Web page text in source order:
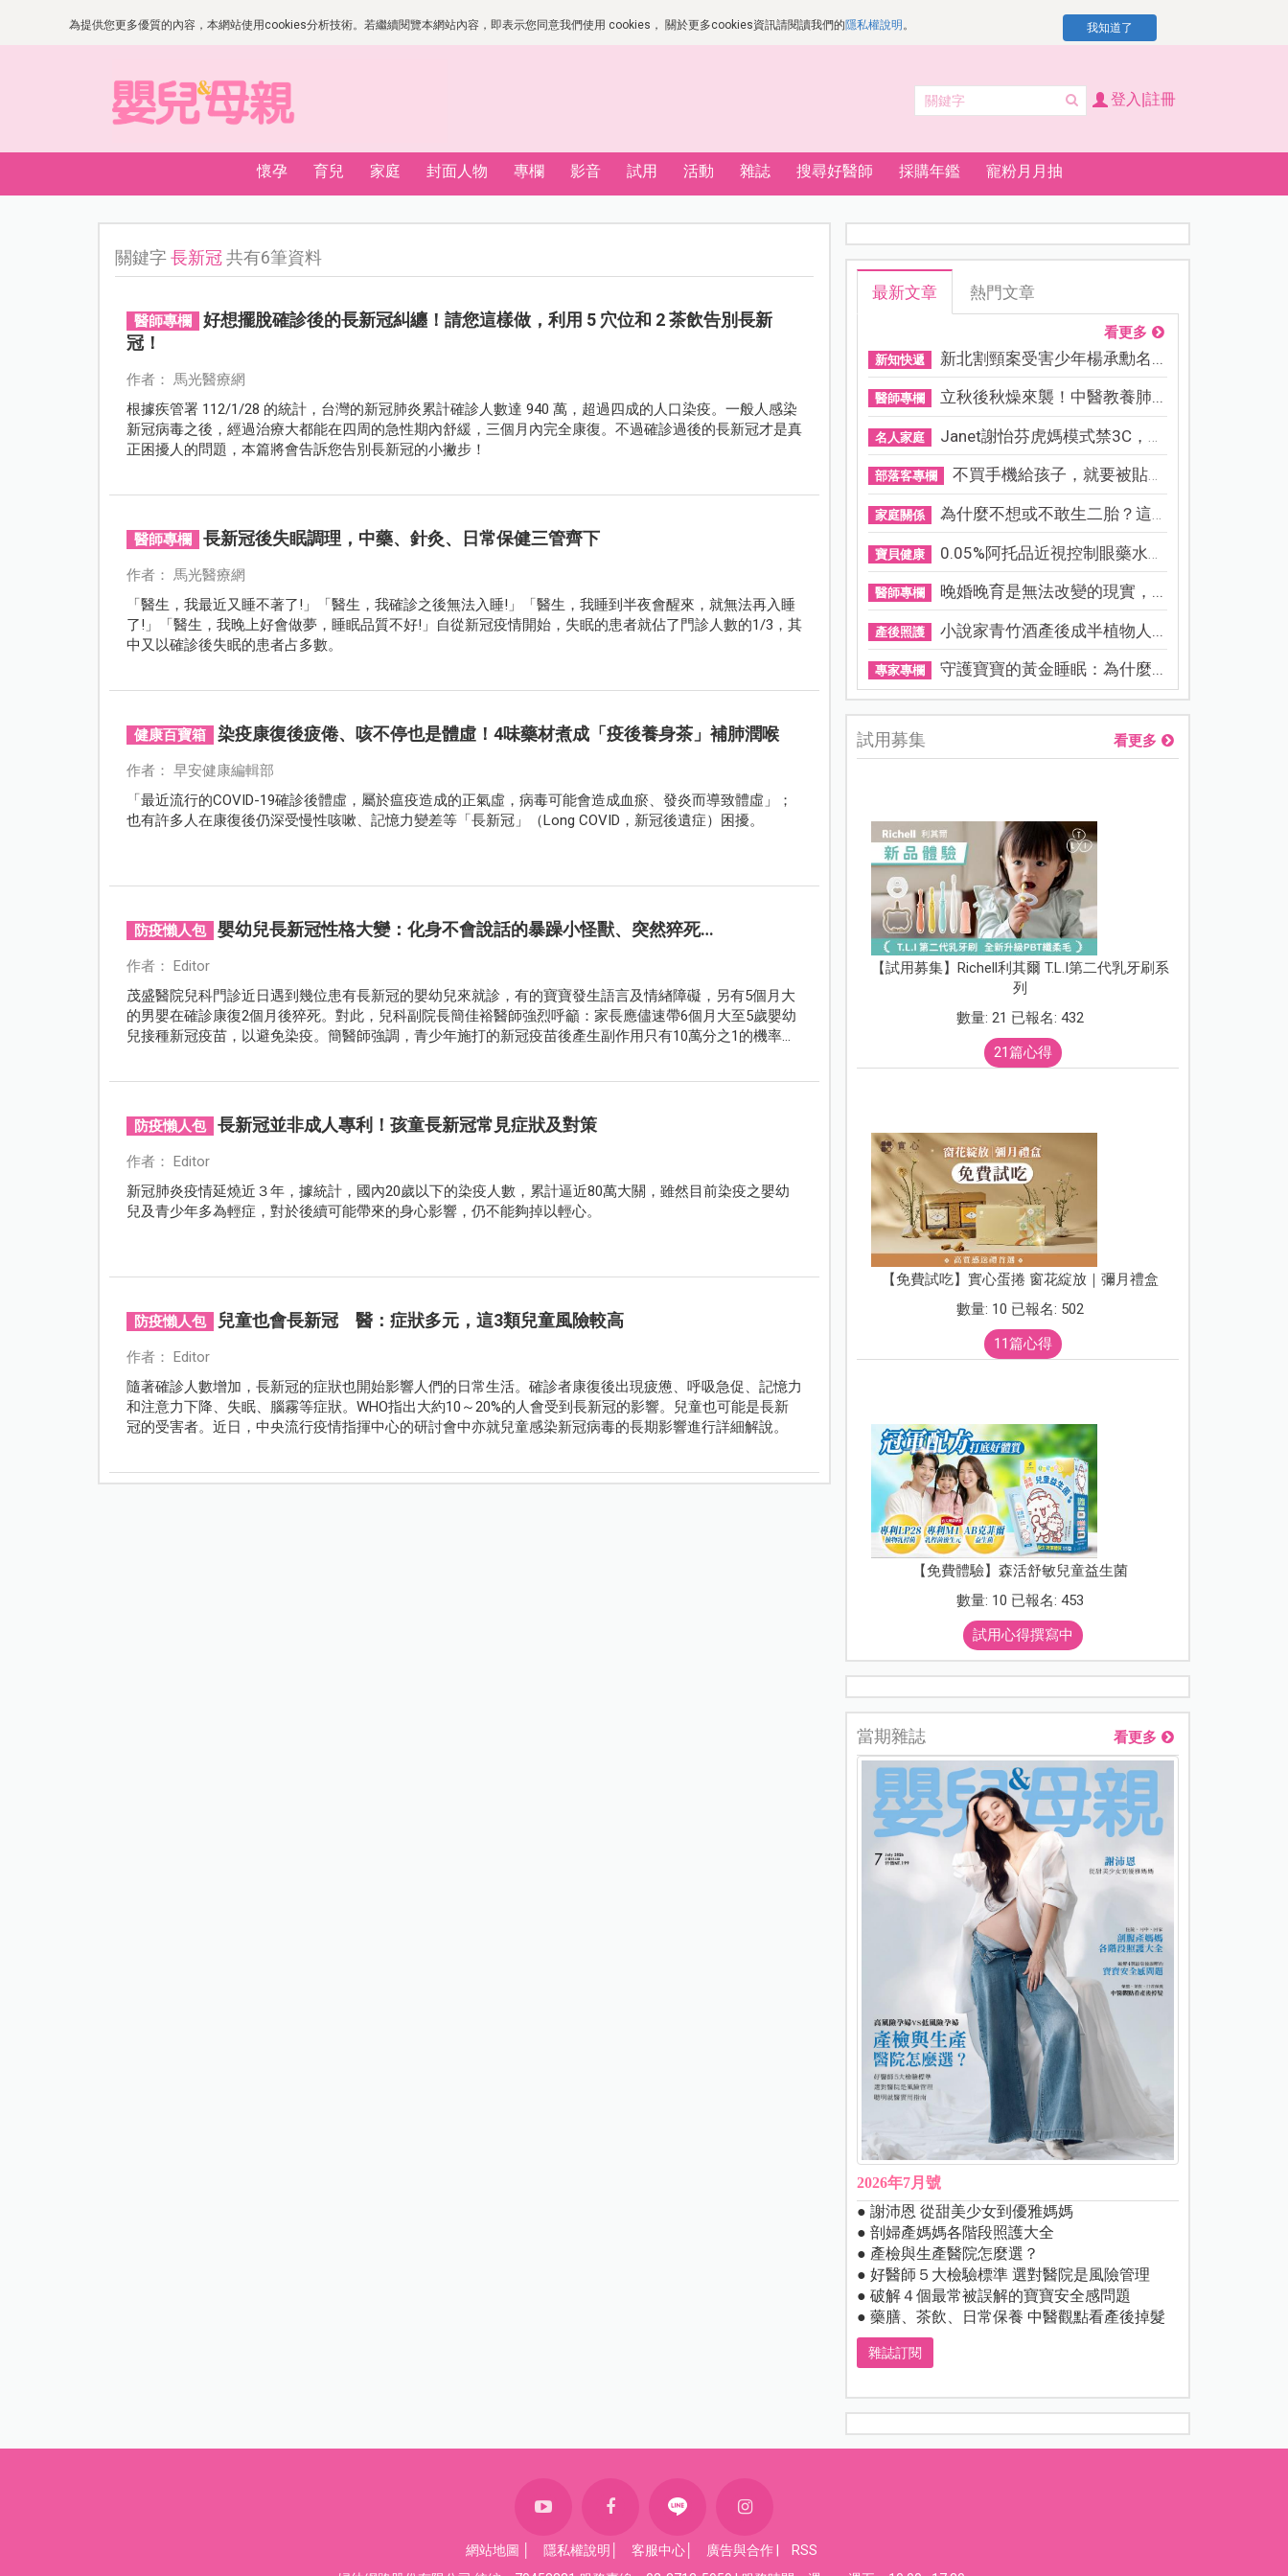
為提供您更多優質的內容，本網站使用cookies分析技術。若繼續閱覽本網站內容，即表示您同意我們使用 cookies， 關於更多cookies資訊請閱讀我們的隱私權說明 。 我知道了
登入|註冊
懷孕 育兒 家庭 封面人物 專欄 影音 試用 活動 雜誌 搜尋好醫師 採購年鑑 寵粉月月抽
關鍵字長新冠共有6筆資料
醫師專欄
好想擺脫確診後的長新冠糾纏！請您這樣做，利用 5 穴位和 2 茶飲告別長新
冠！
作者： 馬光醫療網
根據疾管署 112/1/28 的統計，台灣的新冠肺炎累計確診人數達 940 萬，超過四成的人口染疫。一般人感染
新冠病毒之後，經過治療大都能在四周的急性期內舒緩，三個月內完全康復。不過確診過後的長新冠才是真
正困擾人的問題，本篇將會告訴您告別長新冠的小撇步！
醫師專欄 長新冠後失眠調理，中藥、針灸、日常保健三管齊下
作者： 馬光醫療網
「醫生，我最近又睡不著了!」「醫生，我確診之後無法入睡!」「醫生，我睡到半夜會醒來，就無法再入睡
了!」「醫生，我晚上好會做夢，睡眠品質不好!」自從新冠疫情開始，失眠的患者就佔了門診人數的1/3，其
中又以確診後失眠的患者占多數。
健康百寶箱 染疫康復後疲倦、咳不停也是體虛！4味藥材煮成「疫後養身茶」補肺潤喉
作者： 早安健康編輯部
「最近流行的COVID-19確診後體虛，屬於瘟疫造成的正氣虛，病毒可能會造成血瘀、發炎而導致體虛」；
也有許多人在康復後仍深受慢性咳嗽、記憶力變差等「長新冠」（Long COVID，新冠後遺症）困擾。
防疫懶人包 嬰幼兒長新冠性格大變：化身不會說話的暴躁小怪獸、突然猝死…
作者： Editor
茂盛醫院兒科門診近日遇到幾位患有長新冠的嬰幼兒來就診，有的寶寶發生語言及情緖障礙，另有5個月大
的男嬰在確診康復2個月後猝死。對此，兒科副院長簡佳裕醫師強烈呼籲：家長應儘速帶6個月大至5歲嬰幼
兒接種新冠疫苗，以避免染疫。簡醫師強調，青少年施打的新冠疫苗後產生副作用只有10萬分之1的機率，
防疫懶人包 長新冠並非成人專利！孩童長新冠常見症狀及對策
作者： Editor
新冠肺炎疫情延燒近３年，據統計，國內20歲以下的染疫人數，累計逼近80萬大關，雖然目前染疫之嬰幼
兒及青少年多為輕症，對於後續可能帶來的身心影響，仍不能夠掉以輕心。
防疫懶人包 兒童也會長新冠 醫：症狀多元，這3類兒童風險較高
作者： Editor
隨著確診人數增加，長新冠的症狀也開始影響人們的日常生活。確診者康復後出現疲憊、呼吸急促、記憶力
和注意力下降、失眠、腦霧等症狀。WHO指出大約10～20%的人會受到長新冠的影響。兒童也可能是長新
冠的受害者。近日，中央流行疫情指揮中心的研討會中亦就兒童感染新冠病毒的長期影響進行詳細解說。
最新文章 熱門文章
看更多
新知快遞 新北割頸案受害少年楊承勳名...
醫師專欄 立秋後秋燥來襲！中醫教養肺...
名人家庭 Janet謝怡芬虎媽模式禁3C，看...
部落客專欄 不買手機給孩子，就要被貼「...
家庭關係 為什麼不想或不敢生二胎？這8...
寶貝健康 0.05%阿托品近視控制眼藥水納...
醫師專欄 晚婚晚育是無法改變的現實，...
產後照護 小說家青竹酒產後成半植物人...
專家專欄 守護寶寶的黃金睡眠：為什麼...
試用募集 看更多
【試用募集】Richell利其爾 T.L.I第二代乳牙刷系
列
數量: 21 已報名: 432
21篇心得
【免費試吃】實心蛋捲 窗花綻放｜彌月禮盒
數量: 10 已報名: 502
11篇心得
【免費體驗】森活舒敏兒童益生菌
數量: 10 已報名: 453
試用心得撰寫中
當期雜誌 看更多
2026年7月號
● 謝沛恩 從甜美少女到優雅媽媽
● 剖婦產媽媽各階段照護大全
● 產檢與生產醫院怎麼選？
● 好醫師５大檢驗標準 選對醫院是風險管理
● 破解４個最常被誤解的寶寶安全感問題
● 藥膳、茶飲、日常保養 中醫觀點看產後掉髮
雜誌訂閱
網站地圖 隱私權說明 客服中心 廣告與合作
RSS